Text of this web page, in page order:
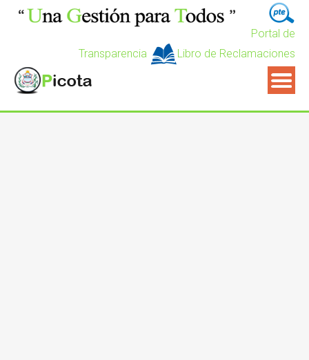
Portal de
Transparencia
Libro de Reclamaciones